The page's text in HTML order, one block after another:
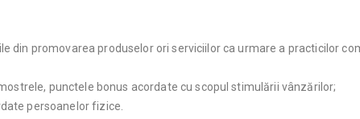
din promovarea produselor ori serviciilor ca urmare a practicilor
punctele bonus acordate cu scopul stimulării vânzărilor;
persoanelor fizice.